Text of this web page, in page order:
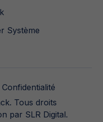
Système
Tous droits
par SLR Digital.